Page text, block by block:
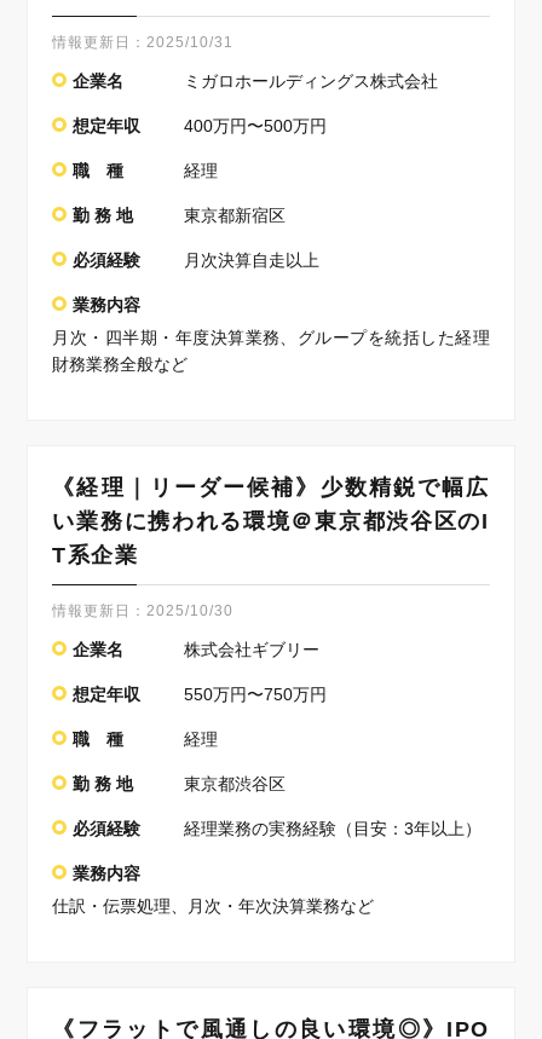
情報更新日：2025/10/31
企業名 ミガロホールディングス株式会社
想定年収 400万円〜500万円
職 種 経理
勤 務 地 東京都新宿区
必須経験 月次決算自走以上
業務内容
月次・四半期・年度決算業務、グループを統括した経理
財務業務全般など
《経理｜リーダー候補》少数精鋭で幅広
い業務に携われる環境＠東京都渋谷区のI
T系企業
情報更新日：2025/10/30
企業名 株式会社ギブリー
想定年収 550万円〜750万円
職 種 経理
勤 務 地 東京都渋谷区
必須経験 経理業務の実務経験（目安：3年以上）
業務内容
仕訳・伝票処理、月次・年次決算業務など
《フラットで風通しの良い環境◎》IPO